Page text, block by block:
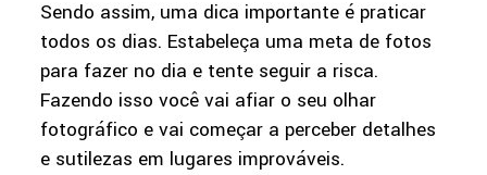
Sendo assim, uma dica importante é praticar
todos os dias. Estabeleça uma meta de fotos
para fazer no dia e tente seguir a risca.
Fazendo isso você vai afiar o seu olhar
fotográfico e vai começar a perceber detalhes
e sutilezas em lugares improváveis.